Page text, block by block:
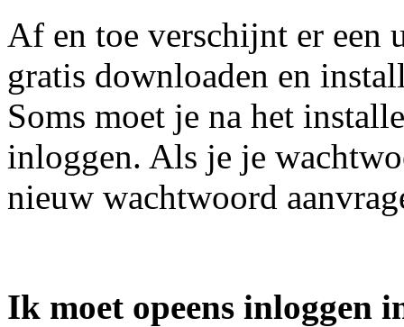
Af en toe verschijnt er een
gratis downloaden en
Soms moet je na het
inloggen. Als je je
nieuw wachtwoord
Ik moet opeens inloggen